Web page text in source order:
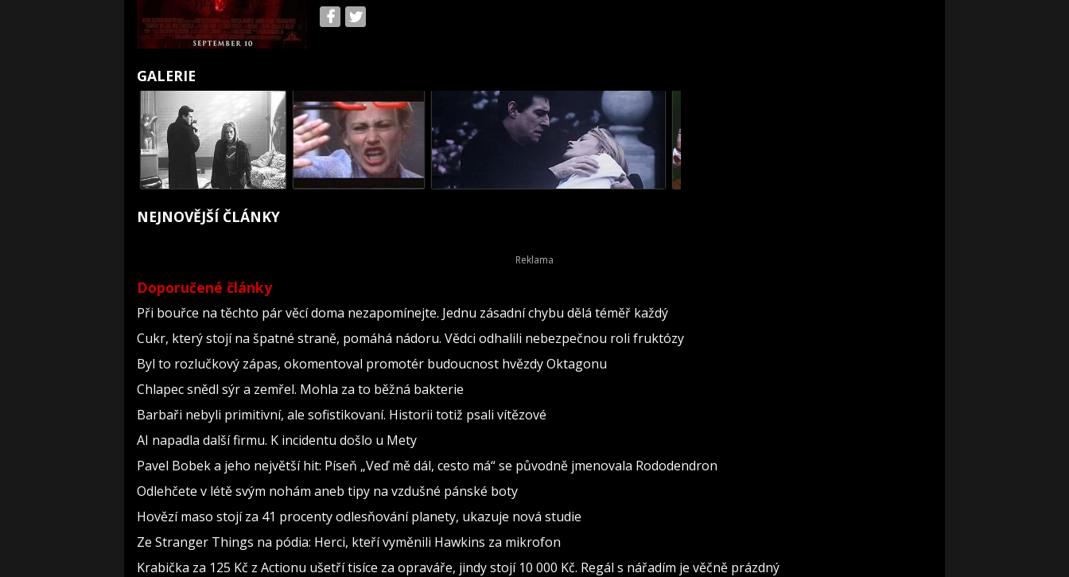
GALERIE
NEJNOVĚJŠÍ ČLÁNKY
Doporučené články
Při bouřce na těchto pár věcí doma nezapomínejte. Jednu zásadní chybu dělá téměř každý
Cukr, který stojí na špatné straně, pomáhá nádoru. Vědci odhalili nebezpečnou roli fruktózy
Byl to rozlučkový zápas, okomentoval promotér budoucnost hvězdy Oktagonu
Chlapec snědl sýr a zemřel. Mohla za to běžná bakterie
Barbaři nebyli primitivní, ale sofistikovaní. Historii totiž psali vítězové
AI napadla další firmu. K incidentu došlo u Mety
Pavel Bobek a jeho největší hit: Píseň „Veď mě dál, cesto má“ se původně jmenovala Rododendron
Odlehčete v létě svým nohám aneb tipy na vzdušné pánské boty
Hovězí maso stojí za 41 procenty odlesňování planety, ukazuje nová studie
Ze Stranger Things na pódia: Herci, kteří vyměnili Hawkins za mikrofon
Krabička za 125 Kč z Actionu ušetří tisíce za opraváře, jindy stojí 10 000 Kč. Regál s nářadím je věčně prázdný